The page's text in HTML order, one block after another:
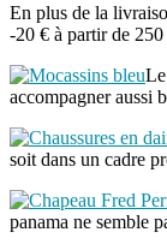
En plus de la
-20 € à partir de 250
accompagner aussi
soit dans un cadre
panama ne semble